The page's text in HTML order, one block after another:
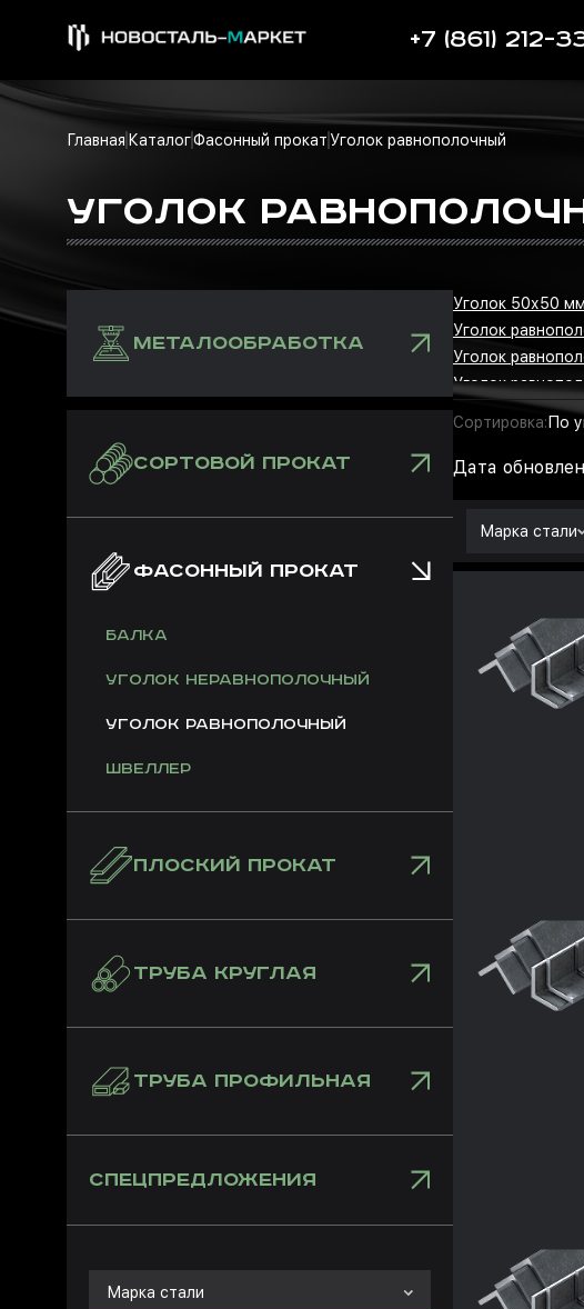
+7 (861) 212-
Главная КаталогФасонный прокат Уголок равнополочный
УГОЛОК
МЕТАЛООБРАБОТКА
СОРТОВОЙ ПРОКАТ
ФАСОННЫЙ ПРОКАТ
Балка
Уголок неравнополочный
Уголок равнополочный
Швеллер
ПЛОСКИЙ ПРОКАТ
ТРУБА КРУГЛАЯ
ТРУБА ПРОФИЛЬНАЯ
СПЕЦПРЕДЛОЖЕНИЯ
Марка стали
Уголок 50х50 мм
Уголок
Уголок
Уголок
Сортировка: По
Дата
Марка стали